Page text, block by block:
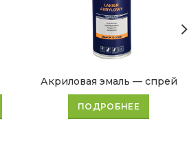
Акриловая эмаль — спрей
ПОДРОБНЕЕ